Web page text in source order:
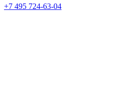
+7 495 724-63-04